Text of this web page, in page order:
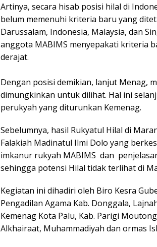
Artinya, secara hisab posisi hilal di
belum memenuhi kriteria baru yang
Darussalam, Indonesia, Malaysia, dan
anggota MABIMS menyepakati kriteria
derajat.
Dengan posisi demikian, lanjut Menag,
dimungkinkan untuk dilihat. Hal ini
perukyah yang diturunkan Kemenag.
Sebelumnya, hasil Rukyatul Hilal di
Falakiah Madinatul Ilmi Dolo yang
imkanur rukyah MABIMS dan
sehingga potensi Hilal tidak terlihat di
Kegiatan ini dihadiri oleh Biro Kesra
Pengadilan Agama Kab. Donggala,
Kemenag Kota Palu, Kab. Parigi
Alkhairaat, Muhammadiyah dan ormas